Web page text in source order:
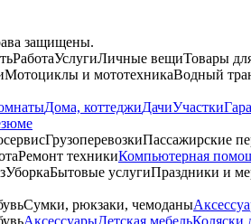
защищены.
РаботаУслугиЛичные вещиТовары
Мотоциклы и мототехникаВодный
Дома, коттеджиДачиУчастки
ГрузоперевозкиПассажирские
Ремонт техникиКомпьютерная
УборкаБытовые услугиПраздники и
Сумки, рюкзаки, чемоданы
АксессуарыДетская мебельКоляски